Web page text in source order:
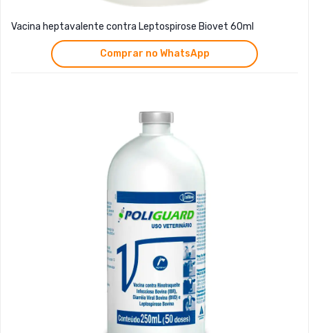
Vacina heptavalente contra Leptospirose Biovet 60ml
Comprar no WhatsApp